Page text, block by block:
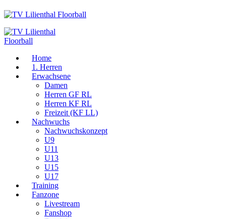
Home
1. Herren
Erwachsene
Damen
Herren GF RL
Herren KF RL
Freizeit (KF LL)
Nachwuchs
Nachwuchskonzept
U9
U11
U13
U15
U17
Training
Fanzone
Livestream
Fanshop